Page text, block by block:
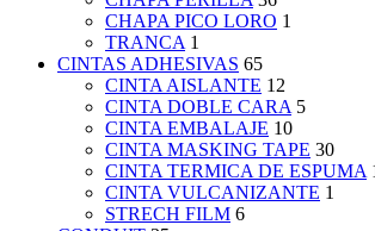
CHAPA PICO LORO 1
TRANCA 1
CINTAS ADHESIVAS 65
CINTA AISLANTE 12
CINTA DOBLE CARA 5
CINTA EMBALAJE 10
CINTA MASKING TAPE 30
CINTA TERMICA DE ESPUMA
CINTA VULCANIZANTE 1
STRECH FILM 6